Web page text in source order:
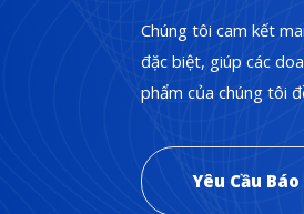
Chúng tôi cam kết
đặc biệt, giúp các
phẩm của chúng tôi
Yêu Cầu Báo